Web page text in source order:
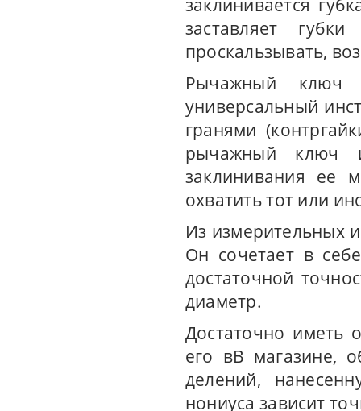
заклинивается
заставляет
проскальзывать,
Рычажный ключ
универсальный
гранями
рычажный ключ
заклинивания ее
охватить тот или
Из измерительных
Он сочетает в
достаточной
диаметр.
Достаточно иметь
его вВ магазине,
делений,
нониуса зависит